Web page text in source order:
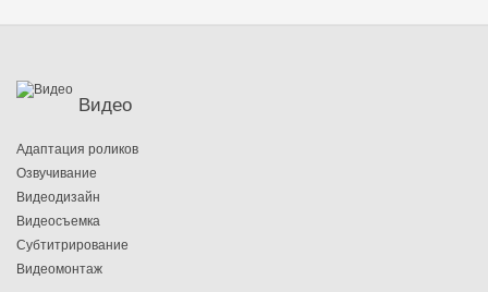
Видео
Адаптация роликов
Озвучивание
Видеодизайн
Видеосъемка
Субтитрирование
Видеомонтаж